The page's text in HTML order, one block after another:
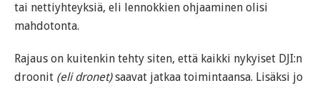
tai nettiyhteyksiä, eli lennokkien ohjaaminen olisi
mahdotonta.
Rajaus on kuitenkin tehty siten, että kaikki nykyiset DJI:n
droonit (eli dronet)saavat jatkaa toimintaansa. Lisäksi jo